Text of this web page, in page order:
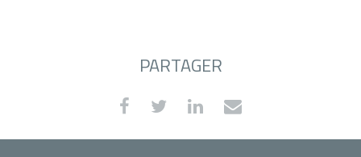
PARTAGER